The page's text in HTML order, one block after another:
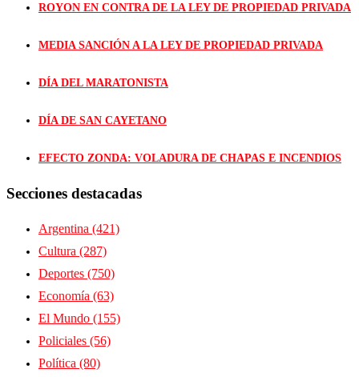
ROYON EN CONTRA DE LA LEY DE PROPIEDAD PRIVADA
MEDIA SANCIÓN A LA LEY DE PROPIEDAD PRIVADA
DÍA DEL MARATONISTA
DÍA DE SAN CAYETANO
EFECTO ZONDA: VOLADURA DE CHAPAS E INCENDIOS
Secciones destacadas
Argentina (421)
Cultura (287)
Deportes (750)
Economía (63)
El Mundo (155)
Policiales (56)
Política (80)